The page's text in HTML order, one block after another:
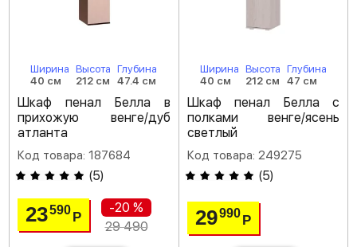
Ширина
40 см
Высота
212 см
Глубина
47.4 см
Шкаф пенал Белла в
прихожую венге/дуб
атланта
Код товара: 187684
(5)
23590Р
-20 %
29 490
Ширина
40 см
Высота
212 см
Глубина
47 см
Шкаф пенал Белла с
полками венге/ясень
светлый
Код товара: 249275
(5)
29990 Р